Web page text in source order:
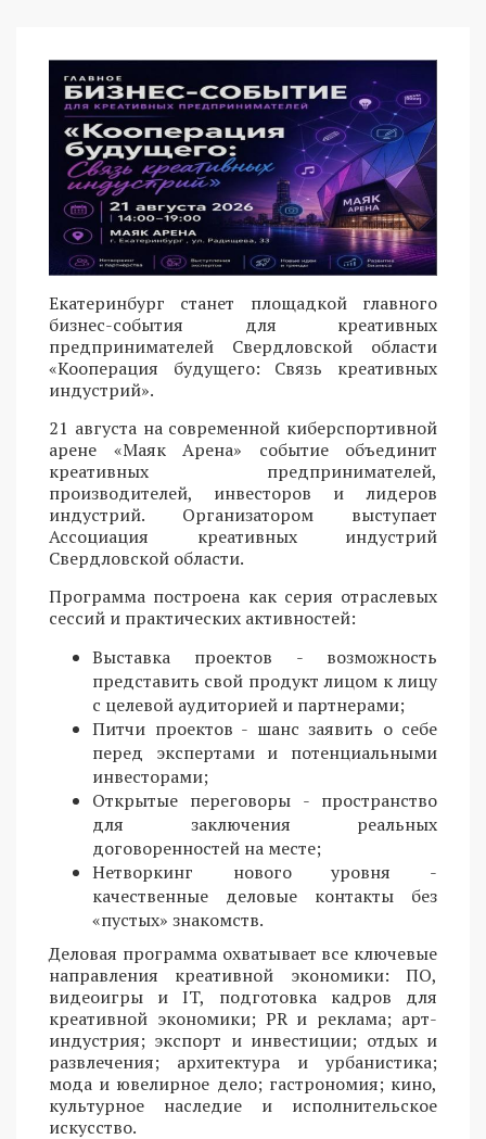
Екатеринбург станет площадкой главного
бизнес-события для креативных
предпринимателей Свердловской области
«Кооперация будущего: Связь креативных
индустрий».
21 августа на современной киберспортивной
арене «Маяк Арена» событие объединит
креативных предпринимателей,
производителей, инвесторов и лидеров
индустрий. Организатором выступает
Ассоциация креативных индустрий
Свердловской области.
Программа построена как серия отраслевых
сессий и практических активностей:
Выставка проектов - возможность
представить свой продукт лицом к лицу
с целевой аудиторией и партнерами;
Питчи проектов - шанс заявить о себе
перед экспертами и потенциальными
инвесторами;
Открытые переговоры - пространство
для заключения реальных
договоренностей на месте;
Нетворкинг нового уровня -
качественные деловые контакты без
«пустых» знакомств.
Деловая программа охватывает все ключевые
направления креативной экономики: ПО,
видеоигры и IT, подготовка кадров для
креативной экономики; PR и реклама; арт-
индустрия; экспорт и инвестиции; отдых и
развлечения; архитектура и урбанистика;
мода и ювелирное дело; гастрономия; кино,
культурное наследие и исполнительское
искусство.